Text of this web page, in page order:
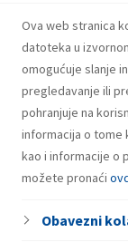
Ova web stranica
datoteka u
omogućuje slanje
pregledavanje ili
pohranjuje na
informacija o tome
kao i informacije o
možete pronaći
Obavezni
u iznosu